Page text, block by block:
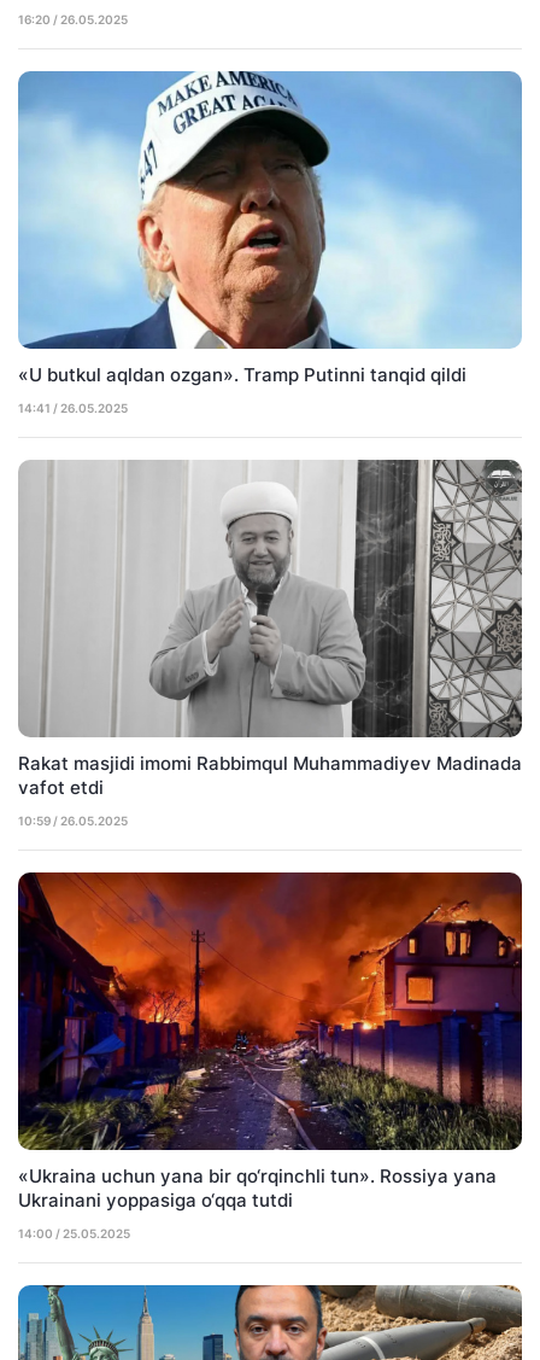
16:20 / 26.05.2025
«U butkul aqldan ozgan». Tramp Putinni tanqid qildi
14:41 / 26.05.2025
Rakat masjidi imomi Rabbimqul Muhammadiyev Madinada
vafot etdi
10:59 / 26.05.2025
«Ukraina uchun yana bir qo‘rqinchli tun». Rossiya yana
Ukrainani yoppasiga o‘qqa tutdi
14:00 / 25.05.2025